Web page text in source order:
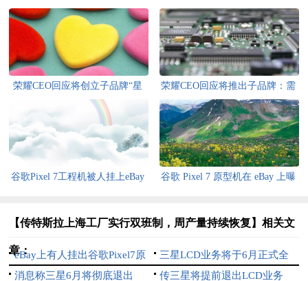
荣耀CEO回应将创立子品牌“星
荣耀CEO回应将推出子品牌：需
要观察一段时间
谷歌Pixel 7工程机被人挂上eBay
谷歌 Pixel 7 原型机在 eBay 上曝
【传特斯拉上海工厂实行双班制，周产量持续恢复】相关文
章：
eBay上有人挂出谷歌Pixel7原
型机
三星LCD业务将于6月正式全
面结束
消息称三星6月将彻底退出 传三星将提前退出LCD业务